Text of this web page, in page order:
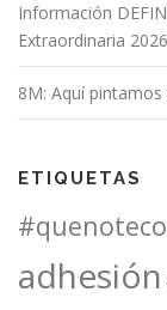
d
a
s
Información
Extraordinaria 2026
8M: Aquí
ETIQUETAS
adhesión